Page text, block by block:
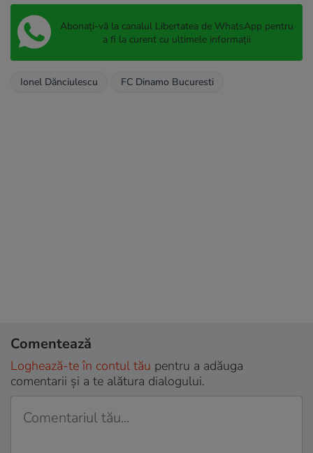
Abonați-vă la canalul Libertatea de WhatsApp pentru
a fi la curent cu ultimele informații
Ionel Dănciulescu FC Dinamo Bucuresti
Comentează
Loghează-te în contul tău pentru a adăuga
comentarii și a te alătura dialogului.